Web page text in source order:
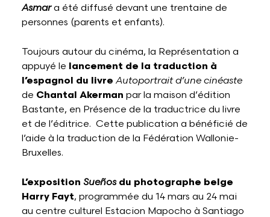
Asmara été diffusé devant une trentaine de
personnes (parents et enfants).
Toujours autour du cinéma, la Représentation a
appuyé le lancement de la traduction à
l’espagnol du livre Autoportrait d’une cinéaste
de Chantal Akerman par la maison d’édition
Bastante, en Présence de la traductrice du livre
et de l’éditrice. Cette publication a bénéficié de
l’aide à la traduction de la Fédération Wallonie-
Bruxelles.
L’exposition Sueñosdu photographe belge
Harry Fayt, programmée du 14 mars au 24 mai
au centre culturel Estacion Mapocho à Santiago